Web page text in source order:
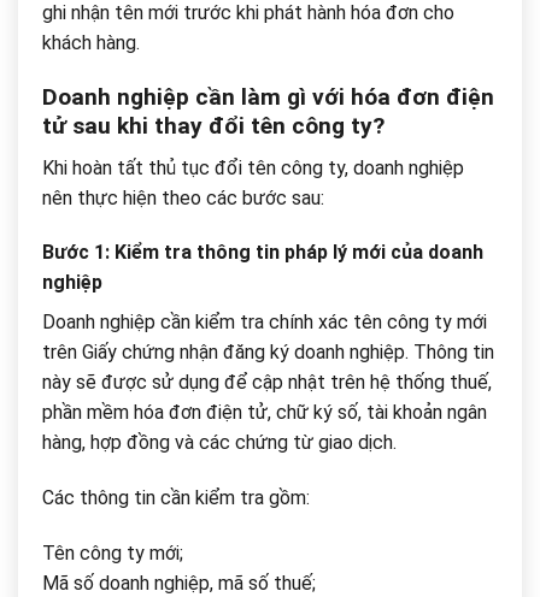
ghi nhận tên mới trước khi phát hành hóa đơn cho
khách hàng.
Doanh nghiệp cần làm gì với hóa đơn điện
tử sau khi thay đổi tên công ty?
Khi hoàn tất thủ tục đổi tên công ty, doanh nghiệp
nên thực hiện theo các bước sau:
Bước 1: Kiểm tra thông tin pháp lý mới của doanh
nghiệp
Doanh nghiệp cần kiểm tra chính xác tên công ty mới
trên Giấy chứng nhận đăng ký doanh nghiệp. Thông tin
này sẽ được sử dụng để cập nhật trên hệ thống thuế,
phần mềm hóa đơn điện tử, chữ ký số, tài khoản ngân
hàng, hợp đồng và các chứng từ giao dịch.
Các thông tin cần kiểm tra gồm:
Tên công ty mới;
Mã số doanh nghiệp, mã số thuế;